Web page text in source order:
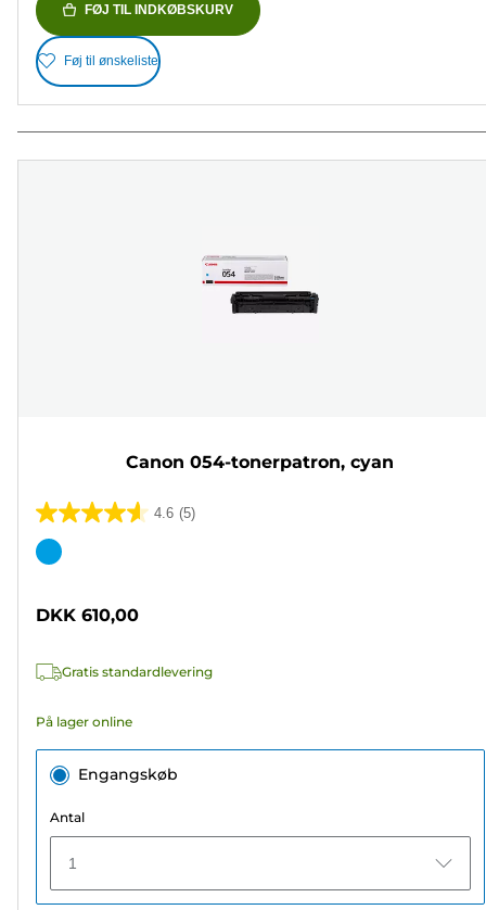
FØJ TIL INDKØBSKURV
Føj til ønskeliste
Canon 054-tonerpatron, cyan
4.6 (5)
4.6
ud
stjerner.
anmeldelser
Farvepatron
DKK 610,00
Gratis standardlevering
På lager online
Engangskøb
Antal
1